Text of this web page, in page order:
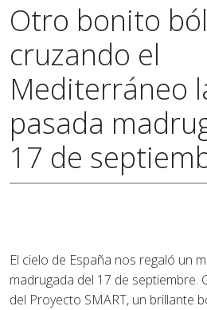
Otro bonito
cruzando el
Mediterráneo
pasada
17 de
El cielo de España nos regaló un
madrugada del 17 de septiembre.
del Proyecto SMART, un brillante